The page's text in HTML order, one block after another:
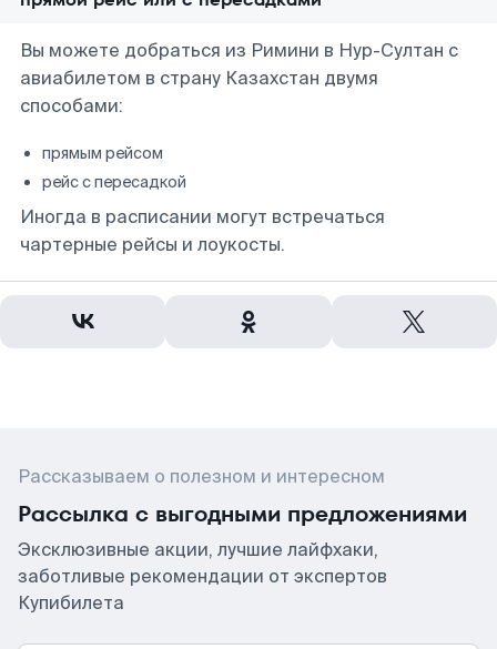
Вы можете добраться из Римини в Нур-Султан с
авиабилетом в страну Казахстан двумя
способами:
прямым рейсом
рейс с пересадкой
Иногда в расписании могут встречаться
чартерные рейсы и лоукосты.
Рассказываем о полезном и интересном
Рассылка с выгодными предложениями
Эксклюзивные акции, лучшие лайфхаки,
заботливые рекомендации от экспертов
Купибилета